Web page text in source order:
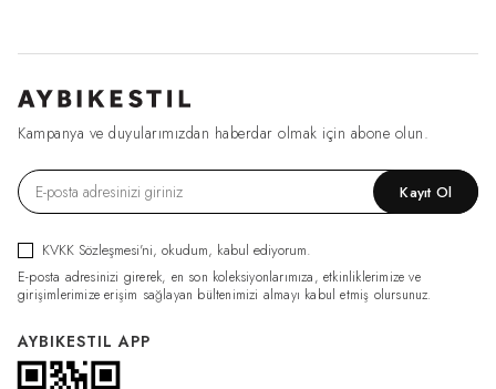
Kampanya ve duyularımızdan haberdar olmak için abone olun.
Kayıt Ol
KVKK Sözleşmesi'ni, okudum, kabul ediyorum.
E-posta adresinizi girerek, en son koleksiyonlarımıza, etkinliklerimize ve
girişimlerimize erişim sağlayan bültenimizi almayı kabul etmiş olursunuz.
AYBIKESTIL APP